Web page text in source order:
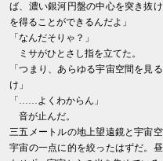
ば、濃い銀河円盤の中心を突き抜
を得ることができるんだよ」
「なんだそりゃ？」
ミサがひとさし指を立てた。
「つまり、あらゆる宇宙空間を見
け」
「……よくわからん」
音が止んだ。
三五メートルの地上望遠鏡と宇宙
宇宙の一点に的を絞ったはずだ。